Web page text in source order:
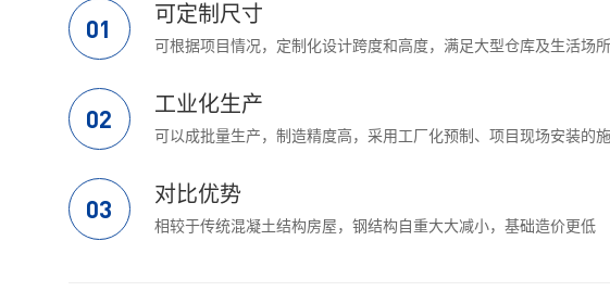
01 可定制尺寸
可根据项目情况，定制化设计跨度和高度，满足大型仓库及生活场
02 工业化生产
可以成批量生产，制造精度高，采用工厂化预制、项目现场安装的
03 对比优势
相较于传统混凝土结构房屋，钢结构自重大大减小，基础造价更低